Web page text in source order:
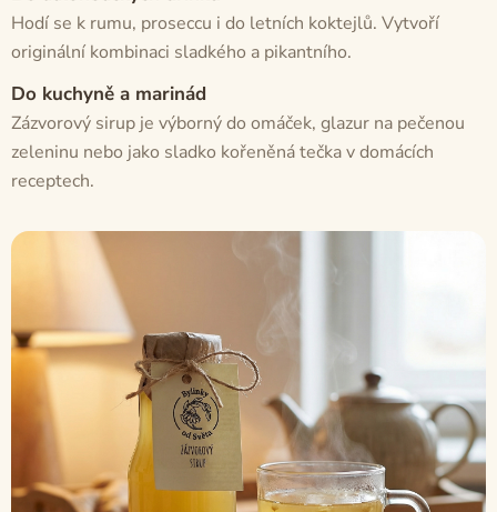
Hodí se k rumu, proseccu i do letních koktejlů. Vytvoří
originální kombinaci sladkého a pikantního.
Do kuchyně a marinád
Zázvorový sirup je výborný do omáček, glazur na pečenou
zeleninu nebo jako sladko kořeněná tečka v domácích
receptech.